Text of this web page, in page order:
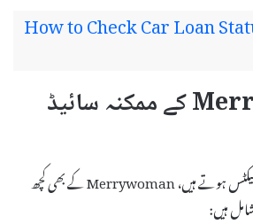
How to Check Car Loan
3. Merrywoman کے ممکنہ سائیڈ
جیسے کہ ہر دوا کے کچھ سائیڈ ایفیکٹس ہوتے ہیں، Merrywoman کے بھی کچھ
ہیں: